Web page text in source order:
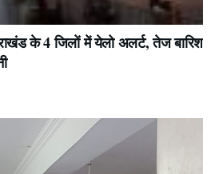
के 4 जिलों में येलो अलर्ट, तेज बारिश